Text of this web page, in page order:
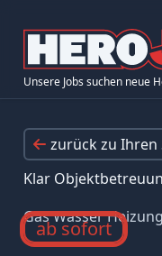
Unsere Jobs suchen neue
zurück zu Ihren
Klar
Gas Wasser
ab sofort